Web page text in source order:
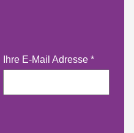
Ihre E-Mail Adresse *